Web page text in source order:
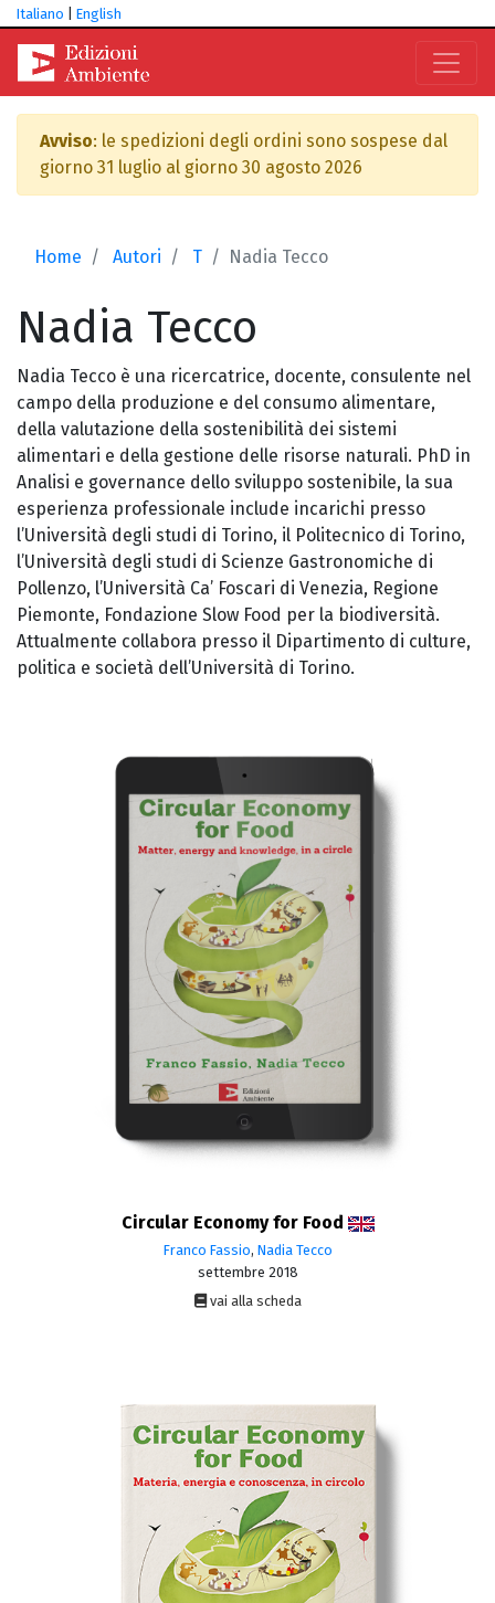
Italiano English
Avviso: le spedizioni degli ordini sono sospese dal
giorno 31 luglio al giorno 30 agosto 2026
Home Autori T Nadia Tecco
Nadia Tecco
Nadia Tecco è una ricercatrice, docente, consulente nel
campo della produzione e del consumo alimentare,
della valutazione della sostenibilità dei sistemi
alimentari e della gestione delle risorse naturali. PhD in
Analisi e governance dello sviluppo sostenibile, la sua
esperienza professionale include incarichi presso
l’Università degli studi di Torino, il Politecnico di Torino,
l’Università degli studi di Scienze Gastronomiche di
Pollenzo, l’Università Ca’ Foscari di Venezia, Regione
Piemonte, Fondazione Slow Food per la biodiversità.
Attualmente collabora presso il Dipartimento di culture,
politica e società dell’Università di Torino.
Circular Economy for Food
Franco Fassio, Nadia Tecco
settembre 2018
vai alla scheda